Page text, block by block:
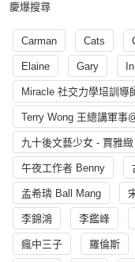
慶爆搜尋
Carman Cats
Elaine Gary In
Miracle 社交力學培訓導
Terry Wong 王總講軍事
九十後文藝少女 - 賈雅緻
午夜工作者 Benny
孟希璘 Ball Mang
李錦鴻 李鑑峰
瘋中三子 羅倫斯